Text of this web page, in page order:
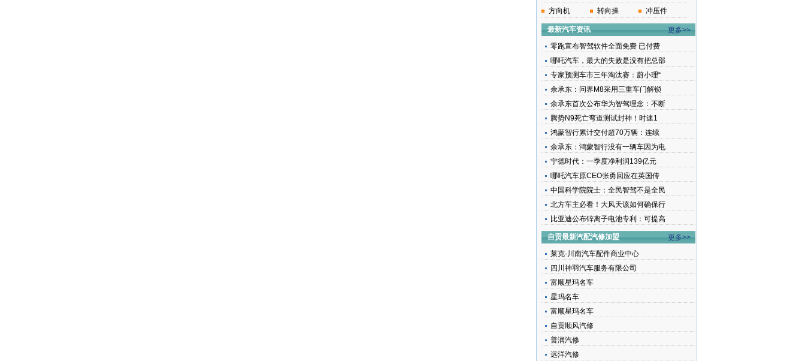
方向机
转向操 冲压件
最新汽车资讯
更多>>
零跑宣布智驾软件全面免费 已付费
哪吒汽车，最大的失败是没有把总部
专家预测车市三年淘汰赛：蔚小理“
余承东：问界M8采用三重车门解锁
余承东首次公布华为智驾理念：不断
腾势N9死亡弯道测试封神！时速1
鸿蒙智行累计交付超70万辆：连续
余承东：鸿蒙智行没有一辆车因为电
宁德时代：一季度净利润139亿元
哪吒汽车原CEO张勇回应在英国传
中国科学院院士：全民智驾不是全民
北方车主必看！大风天该如何确保行
比亚迪公布锌离子电池专利：可提高
自贡最新汽配汽修加盟
更多>>
莱克·川南汽车配件商业中心
四川神羽汽车服务有限公司
富顺星玛名车
星玛名车
富顺星玛名车
自贡顺风汽修
普润汽修
远洋汽修